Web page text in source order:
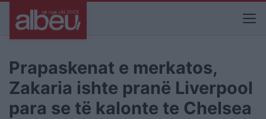
Prapaskenat e merkatos,
Zakaria ishte pranë Liverpool
para se të kalonte te Chelsea